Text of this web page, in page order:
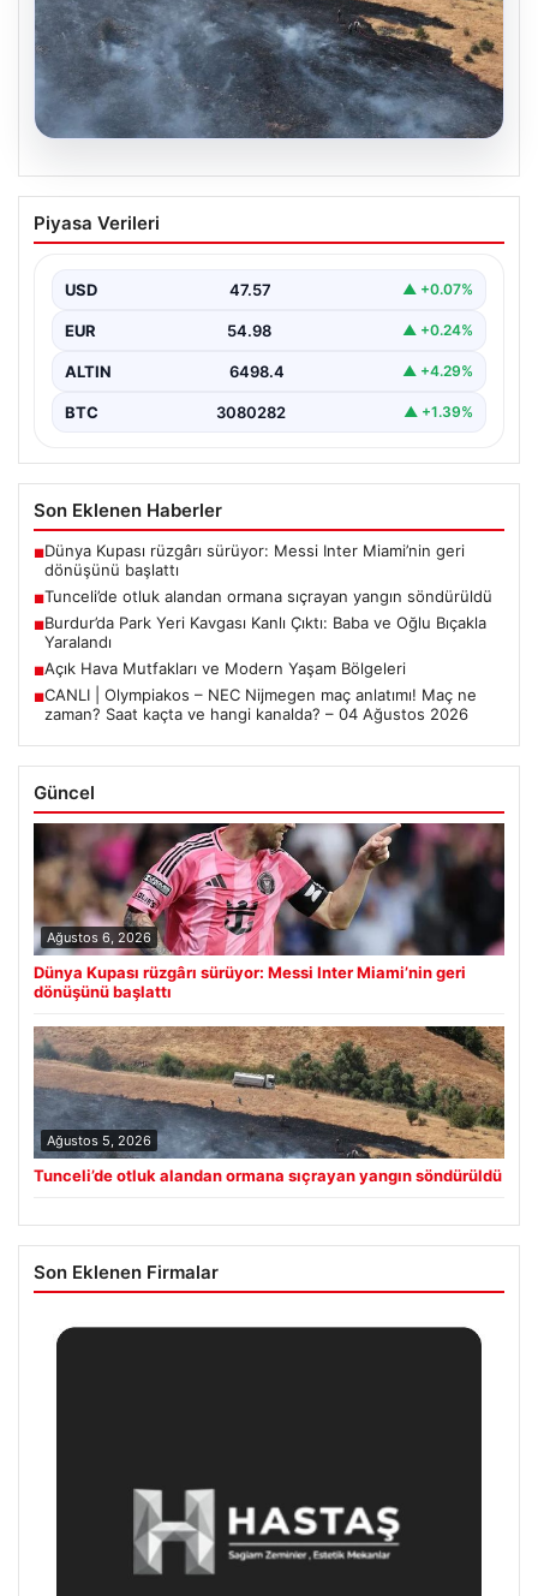
Tunceli’de otluk alandan ormana
sıçrayan yangın söndürüldü
Piyasa Verileri
USD 47.57 ▲ +0.07%
EUR 54.98 ▲ +0.24%
ALTIN 6498.4 ▲ +4.29%
BTC 3080282 ▲ +1.39%
Son Eklenen Haberler
■Dünya Kupası rüzgârı sürüyor: Messi Inter Miami’nin geri
dönüşünü başlattı
■Tunceli’de otluk alandan ormana sıçrayan yangın söndürüldü
■Burdur’da Park Yeri Kavgası Kanlı Çıktı: Baba ve Oğlu Bıçakla
Yaralandı
■Açık Hava Mutfakları ve Modern Yaşam Bölgeleri
■CANLI | Olympiakos – NEC Nijmegen maç anlatımı! Maç ne
zaman? Saat kaçta ve hangi kanalda? – 04 Ağustos 2026
Güncel
Ağustos 6, 2026
Dünya Kupası rüzgârı sürüyor: Messi Inter Miami’nin geri
dönüşünü başlattı
Ağustos 5, 2026
Tunceli’de otluk alandan ormana sıçrayan yangın söndürüldü
Son Eklenen Firmalar